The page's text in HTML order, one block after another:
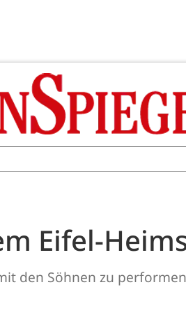
Eifel-
den Söhnen zu